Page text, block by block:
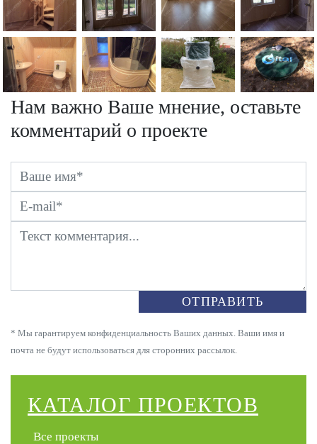
Нам важно Ваше мнение, оставьте
комментарий о проекте
ОТПРАВИТЬ
* Мы гарантируем конфиденциальность Ваших данных. Ваши имя и
почта не будут использоваться для сторонних рассылок.
КАТАЛОГ ПРОЕКТОВ
Все проекты